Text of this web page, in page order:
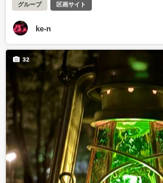
グループ 区画サイト
ke-n
32